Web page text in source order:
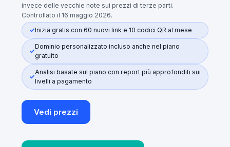
invece delle vecchie note sui prezzi di terze parti.
Controllato il 16 maggio 2026.
Inizia gratis con 60 nuovi link e 10 codici QR al mese
Dominio personalizzato incluso anche nel piano
gratuito
Analisi basate sul piano con report più approfonditi sui
livelli a pagamento
Vedi prezzi